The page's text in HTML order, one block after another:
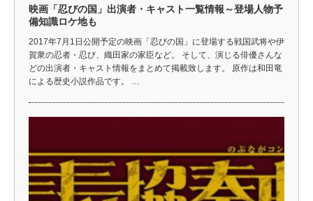
映画「忍びの国」出演者・キャスト一覧情報～登場人物予
備知識ロケ地も
2017年7月1日公開予定の映画「忍びの国」に登場する戦国武将や伊
賀衆の忍者・忍び、織田家の家臣など。 そして、演じる俳優さんな
どの出演者・キャスト情報をまとめて掲載致します。 原作は和田竜
による歴史小説作品です。 …